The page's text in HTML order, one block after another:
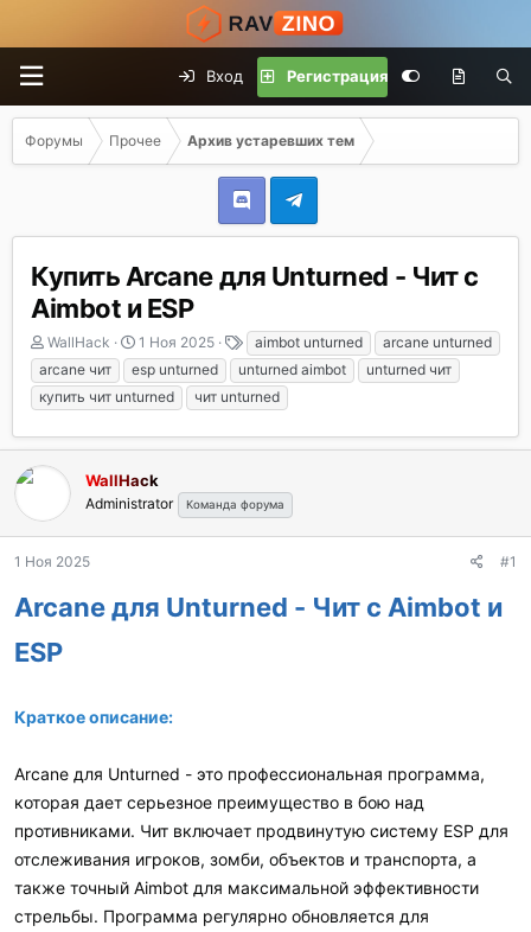
Вход Регистрация
Форумы Прочее Архив устаревших тем
Купить Arcane для Unturned - Чит с
Aimbot и ESP
А
в
т
о
т
е
WallHack
Д
а
т
а
а
а
л
а
1 Ноя 2025
е
г
и
aimbot unturned
arcane unturned
arcane чит
esp unturned unturned aimbot
unturned чит
купить чит unturned
чит unturned
WallHack
Administrator Команда форума
1 Ноя 2025 #1
Arcane для Unturned - Чит с Aimbot и
ESP
Краткое описание:
Arcane для Unturned - это профессиональная программа,
которая дает серьезное преимущество в бою над
противниками. Чит включает продвинутую систему ESP для
отслеживания игроков, зомби, объектов и транспорта, а
также точный Aimbot для максимальной эффективности
стрельбы. Программа регулярно обновляется для